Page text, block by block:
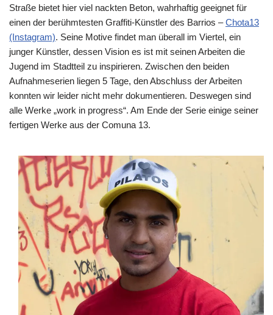
Straße bietet hier viel nackten Beton, wahrhaftig geeignet für
einen der berühmtesten Graffiti-Künstler des Barrios –Chota13
(Instagram). Seine Motive findet man überall im Viertel, ein
junger Künstler, dessen Vision es ist mit seinen Arbeiten die
Jugend im Stadtteil zu inspirieren. Zwischen den beiden
Aufnahmeserien liegen 5 Tage, den Abschluss der Arbeiten
konnten wir leider nicht mehr dokumentieren. Deswegen sind
alle Werke „work in progress“. Am Ende der Serie einige seiner
fertigen Werke aus der Comuna 13.